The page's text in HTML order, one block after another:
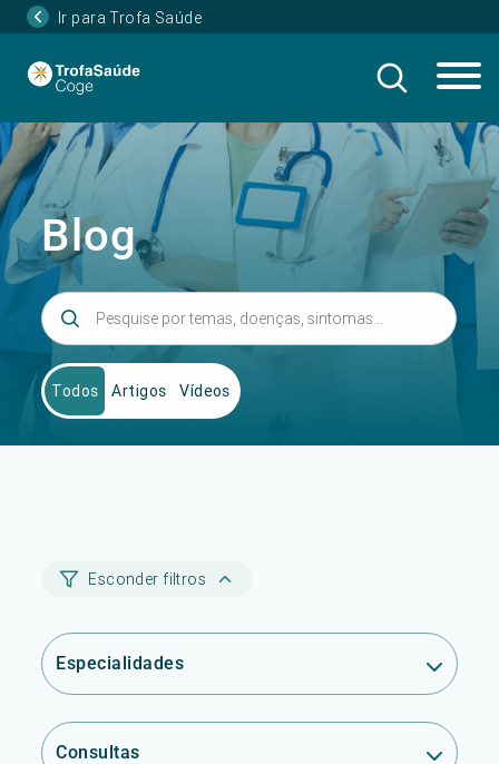
Ir para Trofa Saúde
Blog
Todos Artigos Vídeos
Esconder filtros
Especialidades
Consultas